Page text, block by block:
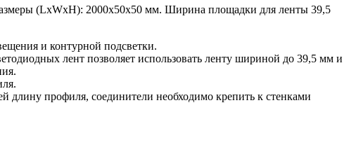
(LxWxH): 2000x50x50 мм. Ширина площадки для ленты 39,5
и контурной подсветки.
лент позволяет использовать ленту шириной до 39,5 мм и
профиля, соединители необходимо крепить к стенками